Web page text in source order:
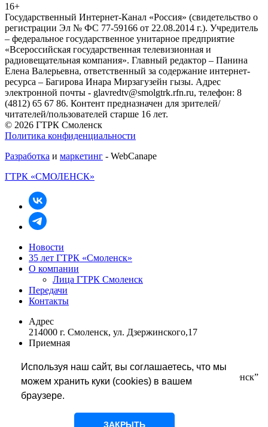
Используя наш сайт, вы соглашаетесь, что мы
можем хранить куки (cookies) в вашем
браузере.
ЗАКРЫТЬ
16+
Государственный Интернет-Канал «Россия» (свидетельство о
регистрации Эл № ФС 77-59166 от 22.08.2014 г.). Учредитель
– федеральное государственное унитарное предприятие
«Всероссийская государственная телевизионная и
радиовещательная компания». Главный редактор – Панина
Елена Валерьевна, ответственный за содержание интернет-
ресурса – Багирова Инара Мирзагузейн гызы. Адрес
электронной почты - glavredtv@smolgtrk.rfn.ru, телефон: 8
(4812) 65 67 86. Контент предназначен для зрителей/
читателей/пользователей старше 16 лет.
© 2026 ГТРК Смоленск
Политика конфиденциальности
Разработка и маркетинг - WebCanape
ГТРК «СМОЛЕНСК»
Новости
35 лет ГТРК «Смоленск»
О компании
Лица ГТРК Смоленск
Передачи
Контакты
Адрес
214000 г. Смоленск, ул. Дзержинского,17
Приемная
rukovodstvo@smolgtrk.rfn.ru
Редакция информации телевидения “Вести-Смоленск”
+7 (4812) 65 67 86
tvnews@smolgtrk.rfn.ru
Редакция службы радиовещания